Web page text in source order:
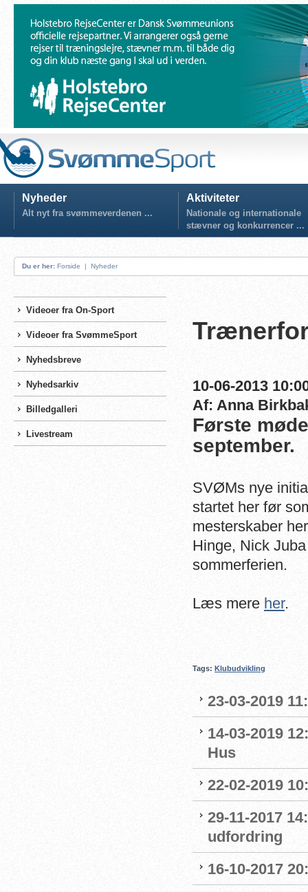
Nyheder
Alt nyt fra svømmeverdenen ...
Aktiviteter
Nationale og internationale
stævner og konkurrencer ...
Du er her: Forside | Nyheder
Videoer fra On-Sport
Videoer fra SvømmeSport
Nyhedsbreve
Nyhedsarkiv
Billedgalleri
Livestream
10-06-2013
Af: Anna
Første
september.
SVØMs nye
startet her før
mesterskaber
Hinge, Nick
sommerferien.
Læs mere her.
Tags: Klubudvikling
23-03-2019
14-03-2019
Hus
22-02-2019
29-11-2017
udfordring
16-10-2017